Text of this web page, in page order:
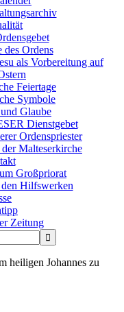
des Ordens
als Vorbereitung auf
Feiertage
Symbole
Glaube
Dienstgebet
Ordenspriester
Malteserkirche
Großpriorat
Hilfswerken
Zeitung
heiligen Johannes zu